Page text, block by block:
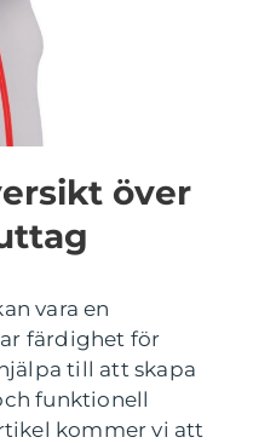
över
vara en
färdighet för
till att skapa
funktionell
kommer vi att